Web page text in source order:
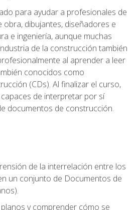
para ayudar a profesionales de
obra, dibujantes, diseñadores e
e ingeniería, aunque muchas
de la construcción también
al aprender a leer
conocidos como
(CDs). Al finalizar el curso,
de interpretar por sí
documentos de construcción.
de la interrelación entre los
un conjunto de Documentos de
y comprender cómo se